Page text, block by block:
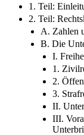
1. Teil:
2. Teil:
A. Zahlen
B. Die
I.
1.
2.
3.
II.
III.